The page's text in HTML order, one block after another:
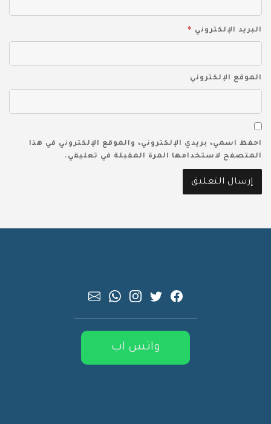
البريد الإلكتروني *
الموقع الإلكتروني
احفظ اسمي، بريدي الإلكتروني، والموقع الإلكتروني في هذا
المتصفح لاستخدامها المرة المقبلة في تعليقي.
واتس اب